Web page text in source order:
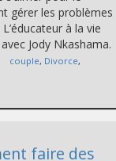
gérer les problèmes
à la vie
Jody Nkashama.
couple, Divorce,
faire des